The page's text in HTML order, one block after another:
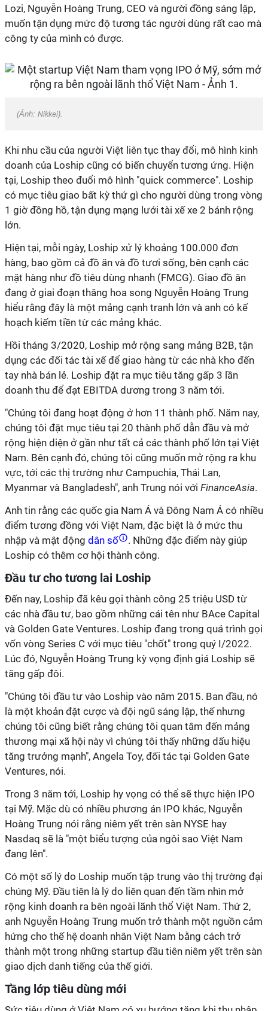
Lozi, Nguyễn Hoàng Trung, CEO và người đồng sáng lập,
muốn tận dụng mức độ tương tác người dùng rất cao mà
công ty của mình có được.
(Ảnh: Nikkei).
Khi nhu cầu của người Việt liên tục thay đổi, mô hình kinh
doanh của Loship cũng có biến chuyển tương ứng. Hiện
tại, Loship theo đuổi mô hình "quick commerce". Loship
có mục tiêu giao bất kỳ thứ gì cho người dùng trong vòng
1 giờ đồng hồ, tận dụng mạng lưới tài xế xe 2 bánh rộng
lớn.
Hiện tại, mỗi ngày, Loship xử lý khoảng 100.000 đơn
hàng, bao gồm cả đồ ăn và đồ tươi sống, bên cạnh các
mặt hàng như đồ tiêu dùng nhanh (FMCG). Giao đồ ăn
đang ở giai đoạn thăng hoa song Nguyễn Hoàng Trung
hiểu rằng đây là một mảng cạnh tranh lớn và anh có kế
hoạch kiếm tiền từ các mảng khác.
Hồi tháng 3/2020, Loship mở rộng sang mảng B2B, tận
dụng các đối tác tài xế để giao hàng từ các nhà kho đến
tay nhà bán lẻ. Loship đặt ra mục tiêu tăng gấp 3 lần
doanh thu để đạt EBITDA dương trong 3 năm tới.
"Chúng tôi đang hoạt động ở hơn 11 thành phố. Năm nay,
chúng tôi đặt mục tiêu tại 20 thành phố dẫn đầu và mở
rộng hiện diện ở gần như tất cả các thành phố lớn tại Việt
Nam. Bên cạnh đó, chúng tôi cũng muốn mở rộng ra khu
vực, tới các thị trường như Campuchia, Thái Lan,
Myanmar và Bangladesh", anh Trung nói với FinanceAsia.
Anh tin rằng các quốc gia Nam Á và Đông Nam Á có nhiều
điểm tương đồng với Việt Nam, đặc biệt là ở mức thu
nhập và mật động dân số
. Những đặc điểm này giúp
Loship có thêm cơ hội thành công.
Đầu tư cho tương lai Loship
Đến nay, Loship đã kêu gọi thành công 25 triệu USD từ
các nhà đầu tư, bao gồm những cái tên như BAce Capital
và Golden Gate Ventures. Loship đang trong quá trình gọi
vốn vòng Series C với mục tiêu "chốt" trong quý I/2022.
Lúc đó, Nguyễn Hoàng Trung kỳ vọng định giá Loship sẽ
tăng gấp đôi.
"Chúng tôi đầu tư vào Loship vào năm 2015. Ban đầu, nó
là một khoản đặt cược và đội ngũ sáng lập, thế nhưng
chúng tôi cũng biết rằng chúng tôi quan tâm đến mảng
thương mại xã hội này vì chúng tôi thấy những dấu hiệu
tăng trưởng mạnh", Angela Toy, đối tác tại Golden Gate
Ventures, nói.
Trong 3 năm tới, Loship hy vọng có thể sẽ thực hiện IPO
tại Mỹ. Mặc dù có nhiều phương án IPO khác, Nguyễn
Hoàng Trung nói rằng niêm yết trên sàn NYSE hay
Nasdaq sẽ là "một biểu tượng của ngôi sao Việt Nam
đang lên".
Có một số lý do Loship muốn tập trung vào thị trường đại
chúng Mỹ. Đầu tiên là lý do liên quan đến tầm nhìn mở
rộng kinh doanh ra bên ngoài lãnh thổ Việt Nam. Thứ 2,
anh Nguyễn Hoàng Trung muốn trở thành một nguồn cảm
hứng cho thế hệ doanh nhân Việt Nam bằng cách trở
thành một trong những startup đầu tiên niêm yết trên sàn
giao dịch danh tiếng của thế giới.
Tầng lớp tiêu dùng mới